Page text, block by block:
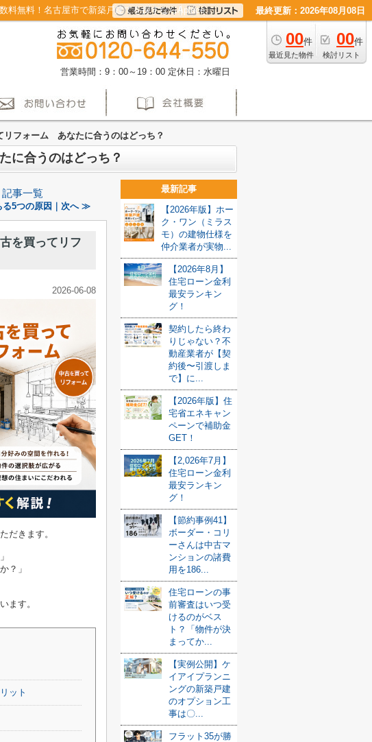
料無料！名古屋市で新築戸建てを探すならAplace 最終更新：2026年08月08日
00件
最近見た物件
00件
検討リスト
営業時間：9：00～19：00 定休日：水曜日
リフォーム あなたに合うのはどっち？
に合うのはどっち？
記事一覧
る5つの原因｜次へ ≫
を買ってリフ
2026-06-08
だきます。
？」
ます。
ット
最新記事
【2026年版】ホー
ク・ワン（ミラス
モ）の建物仕様を
仲介業者が実物...
【2026年8月】
住宅ローン金利
最安ランキン
グ！
契約したら終わ
りじゃない？不
動産業者が【契
約後〜引渡しま
で】に...
【2026年版】住
宅省エネキャン
ペーンで補助金
GET！
【2,026年7月】
住宅ローン金利
最安ランキン
グ！
【節約事例41】
ボーダー・コリ
ーさんは中古マ
ンションの諸費
用を186...
住宅ローンの事
前審査はいつ受
けるのがベス
ト？「物件が決
まってか...
【実例公開】ケ
イアイプランニ
ングの新築戸建
のオプション工
事は〇...
フラット35が勝